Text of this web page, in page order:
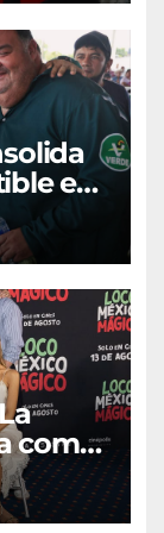
en
como